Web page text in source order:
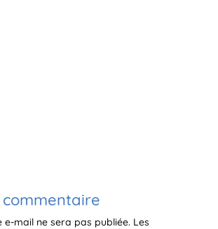
commentaire
e-mail ne sera pas publiée. Les